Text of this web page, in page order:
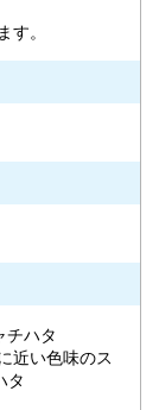
。
チハタ
近い色味のス
タ